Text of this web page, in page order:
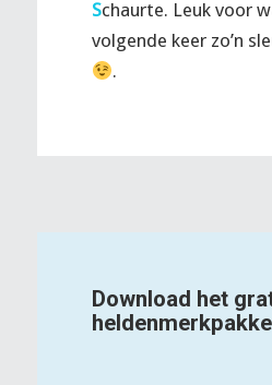
Schaurte. Leuk voor
volgende keer zo’n
.
Download het